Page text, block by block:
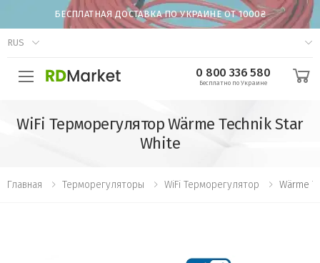
БЕСПЛАТНАЯ ДОСТАВКА ПО УКРАИНЕ ОТ 1000₴
RUS
0 800 336 580
Бесплатно по Украине
WiFi Терморегулятор Wärme Technik Star
White
Главная Терморегуляторы WiFi Терморегулятор Wärme